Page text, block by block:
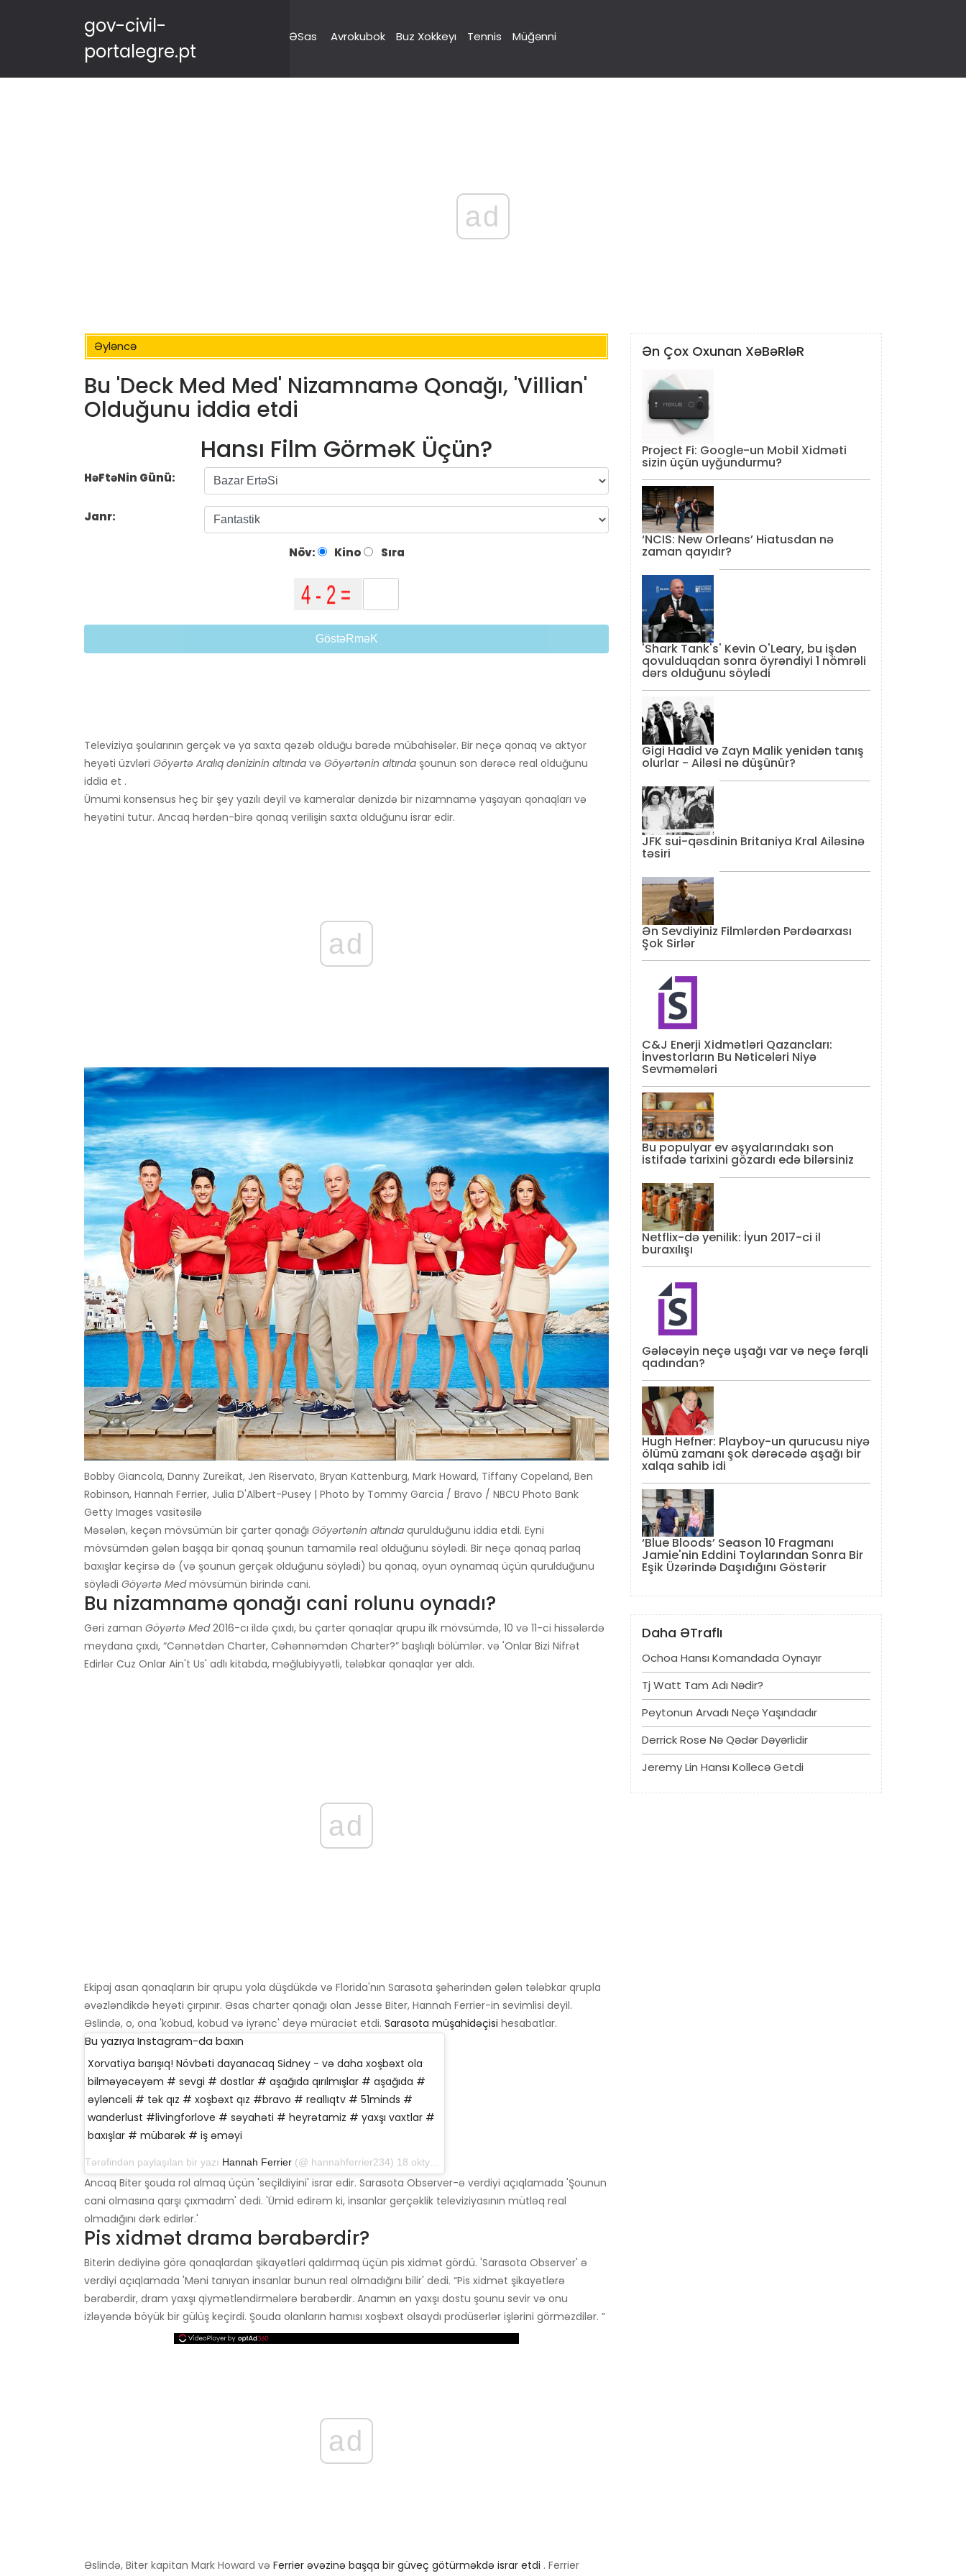
gov-civil-
portalegre.pt
ƏSas Avrokubok Buz Xokkeyı Tennis Müğənni
ad
Əyləncə
Bu 'Deck Med Med' Nizamnamə Qonağı, 'Villian'
Olduğunu iddia etdi
Hansı Film GörməK Üçün?
HəFtəNin Günü:
Janr:
Növ: Kino Sıra
GöstəRməK
Televiziya şoularının gerçək və ya saxta qəzəb olduğu barədə mübahisələr. Bir neçə qonaq və aktyor
heyəti üzvləri Göyərtə Aralıq dənizinin altında və Göyərtənin altında şounun son dərəcə real olduğunu
iddia et .
Ümumi konsensus heç bir şey yazılı deyil və kameralar dənizdə bir nizamnamə yaşayan qonaqları və
heyətini tutur. Ancaq hərdən-birə qonaq verilişin saxta olduğunu israr edir.
ad
Bobby Giancola, Danny Zureikat, Jen Riservato, Bryan Kattenburg, Mark Howard, Tiffany Copeland, Ben
Robinson, Hannah Ferrier, Julia D'Albert-Pusey | Photo by Tommy Garcia / Bravo / NBCU Photo Bank
Getty Images vasitəsilə
Məsələn, keçən mövsümün bir çarter qonağı Göyərtənin altında qurulduğunu iddia etdi. Eyni
mövsümdən gələn başqa bir qonaq şounun tamamilə real olduğunu söylədi. Bir neçə qonaq parlaq
baxışlar keçirsə də (və şounun gerçək olduğunu söylədi) bu qonaq, oyun oynamaq üçün qurulduğunu
söylədi Göyərtə Medmövsümün birində cani.
Bu nizamnamə qonağı cani rolunu oynadı?
Geri zaman Göyərtə Med2016-cı ildə çıxdı, bu çarter qonaqlar qrupu ilk mövsümdə, 10 və 11-ci hissələrdə
meydana çıxdı, “Cənnətdən Charter, Cəhənnəmdən Charter?” başlıqlı bölümlər. və 'Onlar Bizi Nifrət
Edirlər Cuz Onlar Ain't Us' adlı kitabda, məğlubiyyətli, tələbkar qonaqlar yer aldı.
ad
Ekipaj asan qonaqların bir qrupu yola düşdükdə və Florida'nın Sarasota şəhərindən gələn tələbkar qrupla
əvəzləndikdə heyəti çırpınır. Əsas charter qonağı olan Jesse Biter, Hannah Ferrier-in sevimlisi deyil.
Əslində, o, ona 'kobud, kobud və iyrənc' deyə müraciət etdi. Sarasota müşahidəçisi hesabatlar.
Bu yazıya Instagram-da baxın
Xorvatiya barışıq! Növbəti dayanacaq Sidney - və daha xoşbəxt ola
bilməyəcəyəm # sevgi # dostlar # aşağıda qırılmışlar # aşağıda #
əyləncəli # tək qız # xoşbəxt qız #bravo # reallıqtv # 51minds #
wanderlust #livingforlove # səyahəti # heyrətamiz # yaxşı vaxtlar #
baxışlar # mübarək # iş əməyi
Tərəfindən paylaşılan bir yazı Hannah Ferrier (@ hannahferrier234) 18 oktyabr 2016-cı il tarixdə, saat 10: 12-də PDT
Ancaq Biter şouda rol almaq üçün 'seçildiyini' israr edir. Sarasota Observer-ə verdiyi açıqlamada 'Şounun
cani olmasına qarşı çıxmadım' dedi. 'Ümid edirəm ki, insanlar gerçəklik televiziyasının mütləq real
olmadığını dərk edirlər.'
Pis xidmət drama bərabərdir?
Biterin dediyinə görə qonaqlardan şikayətləri qaldırmaq üçün pis xidmət gördü. 'Sarasota Observer' ə
verdiyi açıqlamada 'Məni tanıyan insanlar bunun real olmadığını bilir' dedi. “Pis xidmət şikayətlərə
bərabərdir, dram yaxşı qiymətləndirmələrə bərabərdir. Anamın ən yaxşı dostu şounu sevir və onu
izləyəndə böyük bir gülüş keçirdi. Şouda olanların hamısı xoşbəxt olsaydı prodüserlər işlərini görməzdilər. ”
ad
Əslində, Biter kapitan Mark Howard və Ferrier əvəzinə başqa bir güveç götürməkdə israr etdi . Ferrier
Ən Çox Oxunan XəBəRləR
Project Fi: Google-un Mobil Xidməti
sizin üçün uyğundurmu?
‘NCIS: New Orleans’ Hiatusdan nə
zaman qayıdır?
'Shark Tank's' Kevin O'Leary, bu işdən
qovulduqdan sonra öyrəndiyi 1 nömrəli
dərs olduğunu söylədi
Gigi Hadid və Zayn Malik yenidən tanış
olurlar - Ailəsi nə düşünür?
JFK sui-qəsdinin Britaniya Kral Ailəsinə
təsiri
Ən Sevdiyiniz Filmlərdən Pərdəarxası
Şok Sirlər
C&J Enerji Xidmətləri Qazancları:
İnvestorların Bu Nəticələri Niyə
Sevməmələri
Bu populyar ev əşyalarındakı son
istifadə tarixini gözardı edə bilərsiniz
Netflix-də yenilik: İyun 2017-ci il
buraxılışı
Gələcəyin neçə uşağı var və neçə fərqli
qadından?
Hugh Hefner: Playboy-un qurucusu niyə
ölümü zamanı şok dərəcədə aşağı bir
xalqa sahib idi
‘Blue Bloods’ Season 10 Fragmanı
Jamie'nin Eddini Toylarından Sonra Bir
Eşik Üzərində Daşıdığını Göstərir
Daha ƏTraflı
Ochoa Hansı Komandada Oynayır
Tj Watt Tam Adı Nədir?
Peytonun Arvadı Neçə Yaşındadır
Derrick Rose Nə Qədər Dəyərlidir
Jeremy Lin Hansı Kollecə Getdi